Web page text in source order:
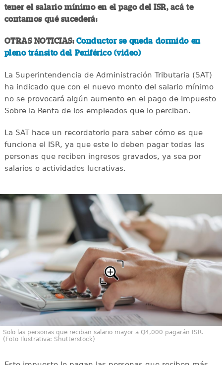
tener el salario mínimo en el pago del ISR, acá te
contamos qué sucederá:
OTRAS NOTICIAS: Conductor se queda dormido en
pleno tránsito del Periférico (video)
La Superintendencia de Administración Tributaria (SAT)
ha indicado que con el nuevo monto del salario mínimo
no se provocará algún aumento en el pago de Impuesto
Sobre la Renta de los empleados que lo perciban.
La SAT hace un recordatorio para saber cómo es que
funciona el ISR, ya que este lo deben pagar todas las
personas que reciben ingresos gravados, ya sea por
salarios o actividades lucrativas.
Solo las personas que reciban salario mayor a Q4,000 pagarán ISR.
(Foto Ilustrativa: Shutterstock)